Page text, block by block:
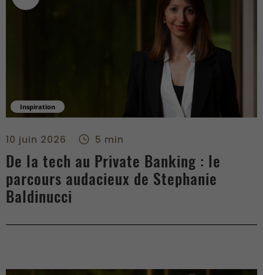
Inspiration
10 juin 2026 5 min
De la tech au Private Banking : le
parcours audacieux de Stephanie
Baldinucci